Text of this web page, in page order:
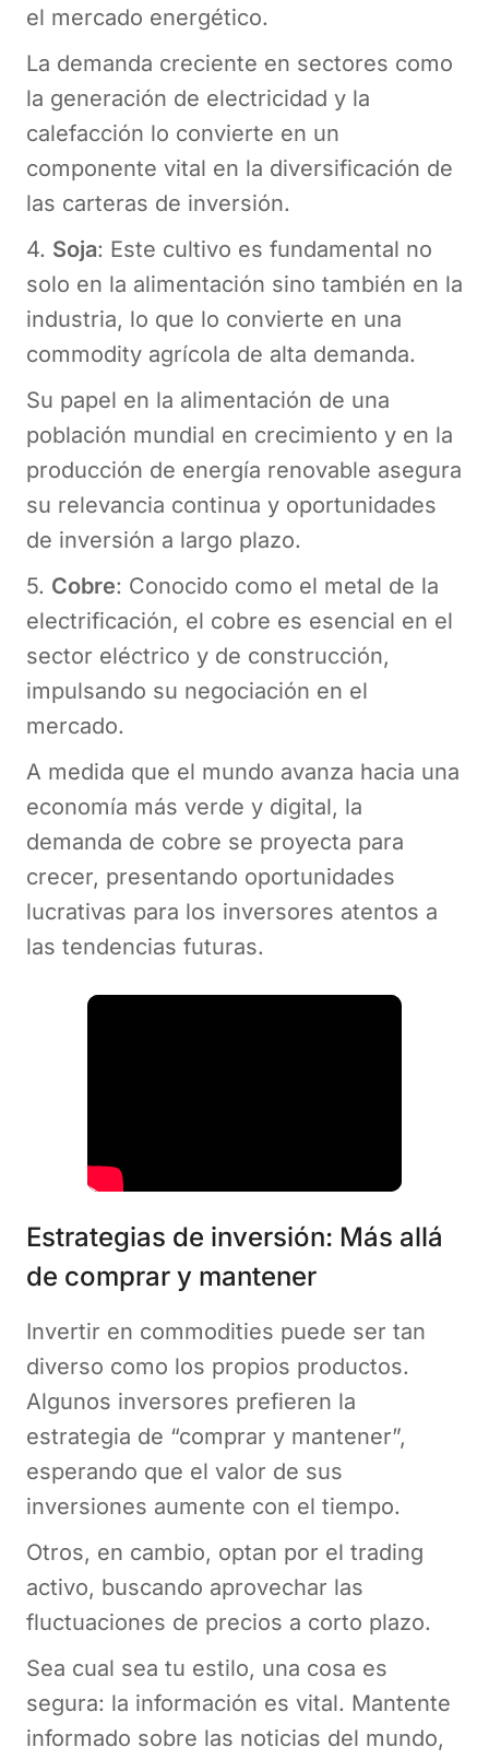
el mercado energético.
La demanda creciente en sectores como
la generación de electricidad y la
calefacción lo convierte en un
componente vital en la diversificación de
las carteras de inversión.
4. Soja: Este cultivo es fundamental no
solo en la alimentación sino también en la
industria, lo que lo convierte en una
commodity agrícola de alta demanda.
Su papel en la alimentación de una
población mundial en crecimiento y en la
producción de energía renovable asegura
su relevancia continua y oportunidades
de inversión a largo plazo.
5. Cobre: Conocido como el metal de la
electrificación, el cobre es esencial en el
sector eléctrico y de construcción,
impulsando su negociación en el
mercado.
A medida que el mundo avanza hacia una
economía más verde y digital, la
demanda de cobre se proyecta para
crecer, presentando oportunidades
lucrativas para los inversores atentos a
las tendencias futuras.
Estrategias de inversión: Más allá
de comprar y mantener
Invertir en commodities puede ser tan
diverso como los propios productos.
Algunos inversores prefieren la
estrategia de “comprar y mantener”,
esperando que el valor de sus
inversiones aumente con el tiempo.
Otros, en cambio, optan por el trading
activo, buscando aprovechar las
fluctuaciones de precios a corto plazo.
Sea cual sea tu estilo, una cosa es
segura: la información es vital. Mantente
informado sobre las noticias del mundo,